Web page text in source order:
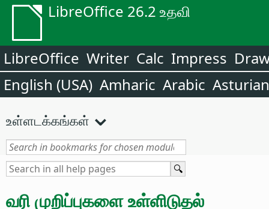
LibreOffice 26.2 உதவி
LibreOffice Writer Calc Impress
English (USA) Amharic Arabic Asturian
உள்ளடக்கங்கள்
வரி முறிப்புகளை உள்ளிடுதல்